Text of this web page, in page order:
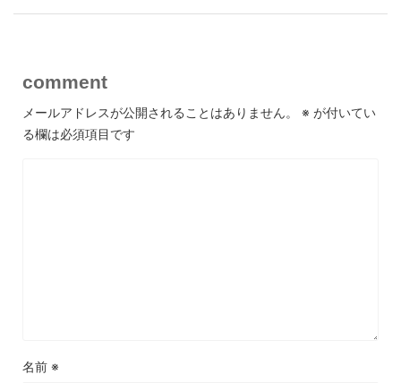
comment
メールアドレスが公開されることはありません。 ※ が付いてい
る欄は必須項目です
名前 ※